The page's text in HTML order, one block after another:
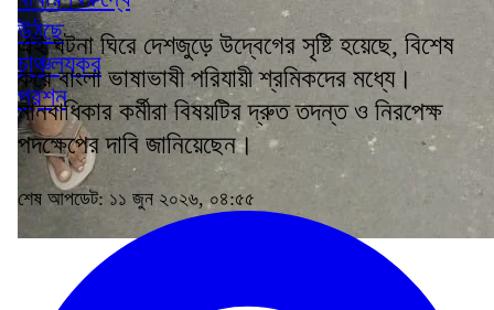
এই ঘটনা ঘিরে দেশজুড়ে উদ্বেগের সৃষ্টি হয়েছে, বিশেষ
করে বাংলা ভাষাভাষী পরিযায়ী শ্রমিকদের মধ্যে।
মানবাধিকার কর্মীরা বিষয়টির দ্রুত তদন্ত ও নিরপেক্ষ
পদক্ষেপের দাবি জানিয়েছেন।
শেষ আপডেট: ১১ জুন ২০২৬, ০৪:৫৫